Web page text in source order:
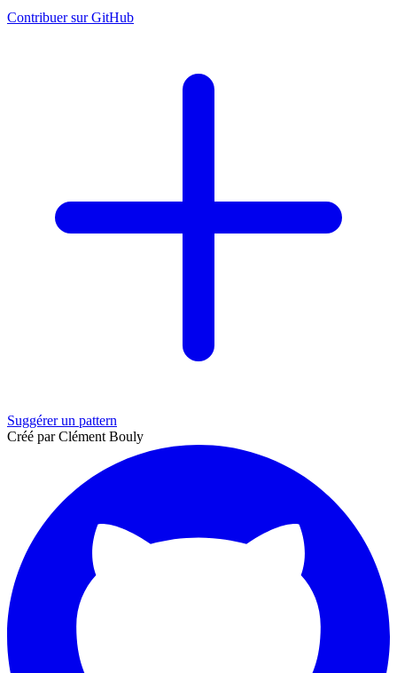
Contribuer sur GitHub
Suggérer un pattern
Créé par Clément Bouly